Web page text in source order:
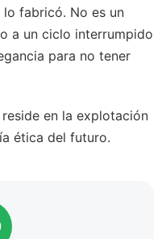
fabricó. No es un
a un ciclo interrumpido
para no tener
en la explotación
ética del futuro.